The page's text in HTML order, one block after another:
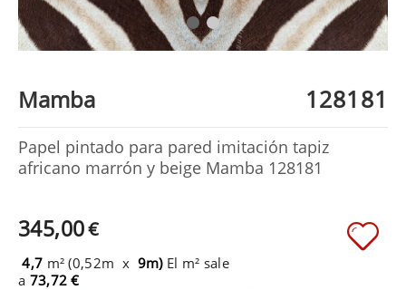
Mamba 128181
Papel pintado para pared imitación tapiz
africano marrón y beige Mamba 128181
345,00€
4,7 m² (0,52m x 9m) El m² sale
a 73,72 €